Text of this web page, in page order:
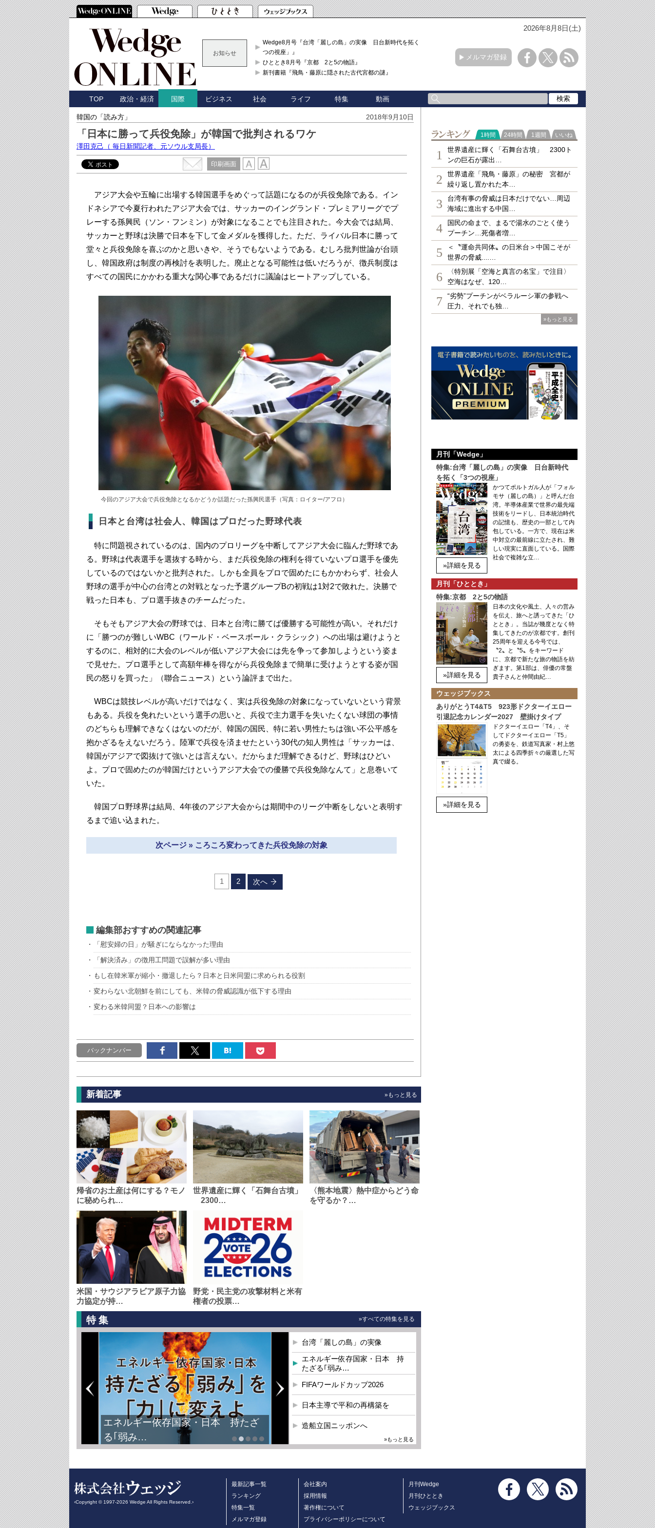
2026年8月8日(土)
お知らせ
Wedge8月号『台湾「麗しの島」の実像 日台新時代を拓く「3
つの視座」』
ひととき8月号『京都 2と5の物語』
新刊書籍『飛鳥・藤原に隠された古代宮都の謎』
メルマガ登録
TOP 政治・経済 国際 ビジネス 社会 ライフ 特集 動画
韓国の「読み方」 2018年9月10日
「日本に勝って兵役免除」が韓国で批判されるワケ
澤田克己 （ 毎日新聞記者、元ソウル支局長）
印刷画面
アジア大会や五輪に出場する韓国選手をめぐって話題になるのが兵役免除である。イン
ドネシアで今夏行われたアジア大会では、サッカーのイングランド・プレミアリーグでプ
レーする孫興民（ソン・フンミン）が対象になることでも注目された。今大会では結局、
サッカーと野球は決勝で日本を下して金メダルを獲得した。ただ、ライバル日本に勝って
堂々と兵役免除を喜ぶのかと思いきや、そうでもないようである。むしろ批判世論が台頭
し、韓国政府は制度の再検討を表明した。廃止となる可能性は低いだろうが、徴兵制度は
すべての国民にかかわる重大な関心事であるだけに議論はヒートアップしている。
今回のアジア大会で兵役免除となるかどうか話題だった孫興民選手（写真：ロイター/アフロ）
日本と台湾は社会人、韓国はプロだった野球代表
特に問題視されているのは、国内のプロリーグを中断してアジア大会に臨んだ野球であ
る。野球は代表選手を選抜する時から、まだ兵役免除の権利を得ていないプロ選手を優先
しているのではないかと批判された。しかも全員をプロで固めたにもかかわらず、社会人
野球の選手が中心の台湾との対戦となった予選グループBの初戦は1対2で敗れた。決勝で
戦った日本も、プロ選手抜きのチームだった。
そもそもアジア大会の野球では、日本と台湾に勝てば優勝する可能性が高い。それだけ
に「勝つのが難しいWBC（ワールド・ベースボール・クラシック）への出場は避けようと
するのに、相対的に大会のレベルが低いアジア大会には先を争って参加しようという姿ま
で見せた。プロ選手として高額年棒を得ながら兵役免除まで簡単に受けようとする姿が国
民の怒りを買った」（聯合ニュース）という論評まで出た。
WBCは競技レベルが高いだけではなく、実は兵役免除の対象になっていないという背景
もある。兵役を免れたいという選手の思いと、兵役で主力選手を失いたくない球団の事情
のどちらも理解できなくはないのだが、韓国の国民、特に若い男性たちは強い不公平感を
抱かざるをえないだろう。陸軍で兵役を済ませたという30代の知人男性は「サッカーは、
韓国がアジアで図抜けて強いとは言えない。だからまだ理解できるけど、野球はひどい
よ。プロで固めたのが韓国だけというアジア大会での優勝で兵役免除なんて」と息巻いて
いた。
韓国プロ野球界は結局、4年後のアジア大会からは期間中のリーグ中断をしないと表明す
るまで追い込まれた。
次ページ » ころころ変わってきた兵役免除の対象
1 2 次へ
編集部おすすめの関連記事
「慰安婦の日」が騒ぎにならなかった理由
「解決済み」の徴用工問題で誤解が多い理由
もし在韓米軍が縮小・撤退したら？日本と日米同盟に求められる役割
変わらない北朝鮮を前にしても、米韓の脅威認識が低下する理由
変わる米韓同盟？日本への影響は
バックナンバー
新着記事 »もっと見る
帰省のお土産は何にする？モノ
に秘められ…
世界遺産に輝く「石舞台古墳」
2300…
〈熊本地震〉熱中症からどう命
を守るか？…
米国・サウジアラビア原子力協
力協定が持…
野党・民主党の攻撃材料と米有
権者の投票…
特集 »すべての特集を見る
エネルギー依存国家・日本 持たざ
る｢弱み…
台湾「麗しの島」の実像
エネルギー依存国家・日本 持
たざる｢弱み…
FIFAワールドカップ2026
日本主導で平和の再構築を
造船立国ニッポンへ
»もっと見る
ランキング
1時間 24時間 1週間 いいね
1
世界遺産に輝く「石舞台古墳」 2300ト
ンの巨石が露出…
2
世界遺産「飛鳥・藤原」の秘密 宮都が
繰り返し置かれた本…
3
台湾有事の脅威は日本だけでない…周辺
海域に進出する中国…
4
国民の命まで、まるで湯水のごとく使う
プーチン…死傷者増…
5
＜〝運命共同体〟の日米台＞中国こそが
世界の脅威....…
6
〈特別展「空海と真言の名宝」で注目〉
空海はなぜ、120…
7
“劣勢”プーチンがベラルーシ軍の参戦へ
圧力、それでも独…
»もっと見る
月刊「Wedge」
特集:台湾「麗しの島」の実像 日台新時代
を拓く「3つの視座」
»詳細を見る
かつてポルトガル人が「フォル
モサ（麗しの島）」と呼んだ台
湾。半導体産業で世界の最先端
技術をリードし、日本統治時代
の記憶も、歴史の一部として内
包している。一方で、現在は米
中対立の最前線に立たされ、難
しい現実に直面している。国際
社会で複雑な立…
月刊「ひととき」
特集:京都 2と5の物語
»詳細を見る
日本の文化や風土、人々の営み
を伝え、旅へと誘ってきた「ひ
ととき」。当誌が幾度となく特
集してきたのが京都です。創刊
25周年を迎える今号では、
〝2〟と〝5〟をキーワード
に、京都で新たな旅の物語を紡
ぎます。第1部は、俳優の常盤
貴子さんと仲間由紀…
ウェッジブックス
ありがとうT4&T5 923形ドクターイエロー
引退記念カレンダー2027 壁掛けタイプ
»詳細を見る
ドクターイエロー「T4」、そ
してドクターイエロー「T5」
の勇姿を、鉄道写真家・村上悠
太による四季折々の厳選した写
真で綴る。
‹Copyright © 1997-2026 Wedge All Rights Reserved.›
最新記事一覧
ランキング
特集一覧
メルマガ登録
会社案内
採用情報
著作権について
プライバシーポリシーについて
月刊Wedge
月刊ひととき
ウェッジブックス